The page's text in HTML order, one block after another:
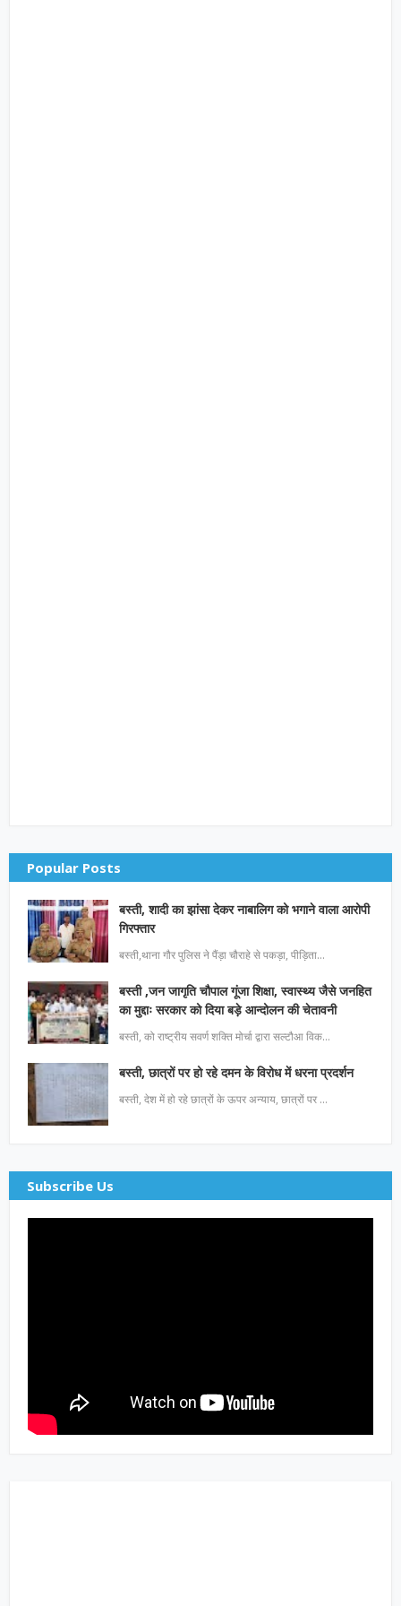
Popular Posts
बस्ती, शादी का झांसा देकर नाबालिग को भगाने वाला आरोपी
गिरफ्तार
बस्ती,थाना गौर पुलिस ने पैंड़ा चौराहे से पकड़ा, पीड़िता…
बस्ती ,जन जागृति चौपाल गूंजा शिक्षा, स्वास्थ्य जैसे जनहित
का मुद्दाः सरकार को दिया बड़े आन्दोलन की चेतावनी
बस्ती, को राष्ट्रीय सवर्ण शक्ति मोर्चा द्वारा सल्टौआ विक…
बस्ती, छात्रों पर हो रहे दमन के विरोध में धरना प्रदर्शन
बस्ती, देश में हो रहे छात्रों के ऊपर अन्याय, छात्रों पर …
Subscribe Us